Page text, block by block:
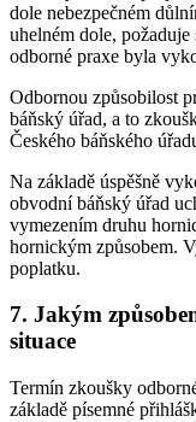
dole nebezpečném
uhelném dole, požaduje
odborné praxe byla
Odbornou způsobilost
báňský úřad, a to
Českého báňského
Na základě úspěšně
obvodní báňský úřad
vymezením druhu
hornickým způsobem.
poplatku.
7. Jakým
situace
Termín zkoušky
základě písemné